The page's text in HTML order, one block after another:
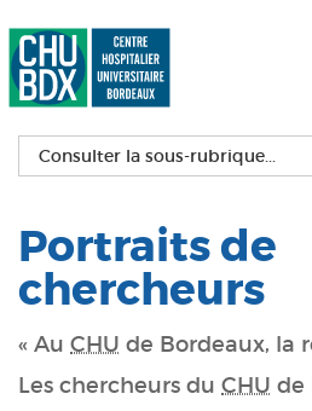
Portraits de
chercheurs
« Au CHU de Bordeaux, la
Les chercheurs du CHU de